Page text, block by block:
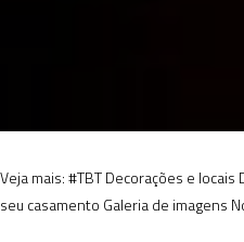
Veja mais:#TBTDecorações e locais
seu casamento Galeria de imagens